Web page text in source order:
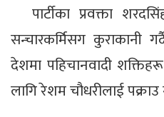
पार्टीका प्रवक्ता
सन्चारकर्मिसग कुराकानी
देशमा पहिचानवादी
लागि रेशम चौधरीलाई